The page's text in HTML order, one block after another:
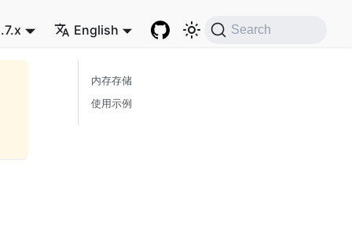
English Search
内存存储
使用示例